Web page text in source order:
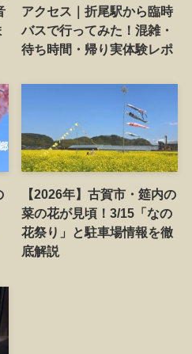
アクセス｜折尾駅から臨時
バスで行ってみた！混雑・
待ち時間・帰り実体験レポ
【2026年】古賀市・筵内の
菜の花が見頃！3/15「なの
花祭り」と駐車場情報を徹
底解説